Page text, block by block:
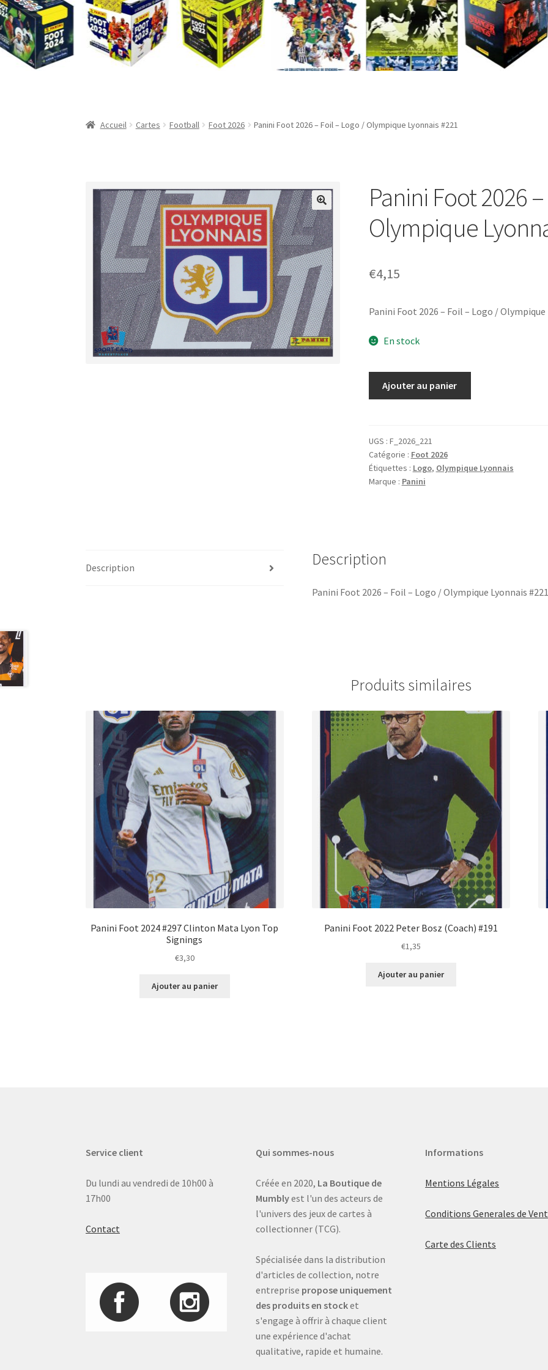
Accueil Cartes Football Foot 2026 Panini Foot 2026 – Foil – Logo / Olympique Lyonnais #221
Panini Foot 2026
Olympique
€4,15
Panini Foot 2026 – Foil – Logo / Olympique
En stock
2026
-
Foil
-
#221
Ajouter au panier
UGS : F_2026_221
Catégorie : Foot 2026
Étiquettes : Logo, Olympique Lyonnais
Marque : Panini
Description Description
Panini Foot 2026 – Foil – Logo / Olympique Lyonnais
Produits similaires
Panini Foot 2024 #297 Clinton Mata Lyon Top
Signings
€3,30
Ajouter au panier
Panini Foot 2022 Peter Bosz (Coach) #191
€1,35
Ajouter au panier
Service client
Du lundi au vendredi de 10h00 à
17h00
Contact
Qui sommes-nous
Créée en 2020, La Boutique de
Mumblyest l'un des acteurs de
l'univers des jeux de cartes à
collectionner (TCG).
Spécialisée dans la distribution
d'articles de collection, notre
entreprise propose uniquement
des produits en stocket
s'engage à offrir à chaque client
une expérience d'achat
qualitative, rapide et humaine.
Informations
Mentions Légales
Conditions Generales de
Carte des Clients